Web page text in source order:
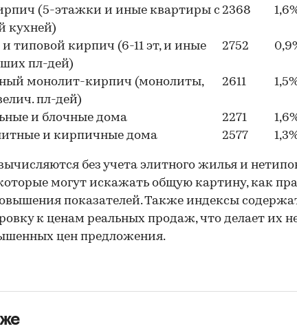
(5-этажки и иные квартиры с
кухней)
2368
типовой кирпич (6-11 эт, и иные
пл-дей)
2752
монолит-кирпич (монолиты,
пл-дей)
2611
и блочные дома 2271
и кирпичные дома
2577
без учета элитного жилья и
могут искажать общую картину, как
показателей. Также индексы
к ценам реальных продаж, что делает их
цен предложения.